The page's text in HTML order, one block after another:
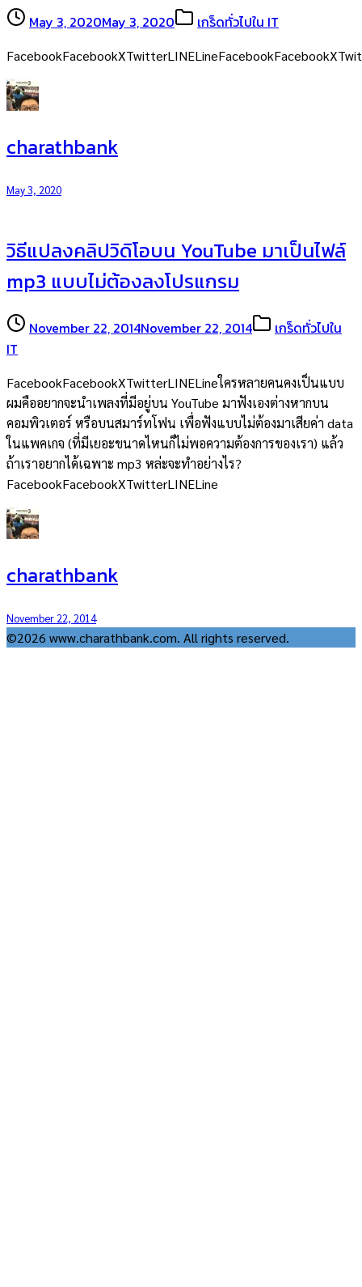
May 3, 2020May 3, 2020 เกร็ดทั่วไปใน IT
charathbank
May 3, 2020
วิธีแปลงคลิปวิดิโอบน YouTube มาเป็นไฟล์
mp3 แบบไม่ต้องลงโปรแกรม
November 22, 2014November 22, 2014
เกร็ดทั่วไปใน
IT
FacebookFacebookXTwitterLINELineใครหลายคนคงเป็นแบบ
ผมคืออยากจะนำเพลงที่มีอยู่บน YouTube มาฟังเองต่างหากบน
คอมพิวเตอร์ หรือบนสมาร์ทโฟน เพื่อฟังแบบไม่ต้องมาเสียค่า data
ในแพคเกจ (ที่มีเยอะขนาดไหนก็ไม่พอความต้องการของเรา) แล้ว
ถ้าเราอยากได้เฉพาะ mp3 หล่ะจะทำอย่างไร?
FacebookFacebookXTwitterLINELine
charathbank
November 22, 2014
©2026 www.charathbank.com. All rights reserved.